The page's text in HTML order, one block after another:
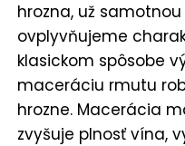
hrozna, už
ovplyvňujeme
klasickom spôsobe
maceráciu rmutu
hrozne. Macerácia
zvyšuje plnosť vína,